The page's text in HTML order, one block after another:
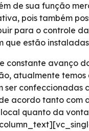
de sua função
pois também
para o controle
que estão
constante avanço
atualmente temos
ser confeccionadas
acordo tanto com
quanto da